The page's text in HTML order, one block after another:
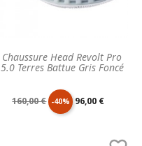
Chaussure Head Revolt Pro
5.0 Terres Battue Gris Foncé
Prix
160,00 € -40% Prix
96,00 €